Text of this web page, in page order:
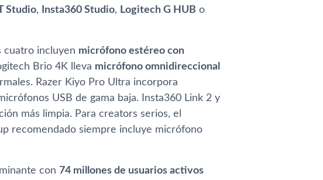
Studio, Insta360 Studio, Logitech G HUB o
cuatro incluyen micrófono estéreo con
Brio 4K lleva micrófono omnidireccional
Razer Kiyo Pro Ultra incorpora
USB de gama baja. Insta360 Link 2 y
más limpia. Para creators serios, el
recomendado siempre incluye micrófono
con 74 millones de usuarios activos